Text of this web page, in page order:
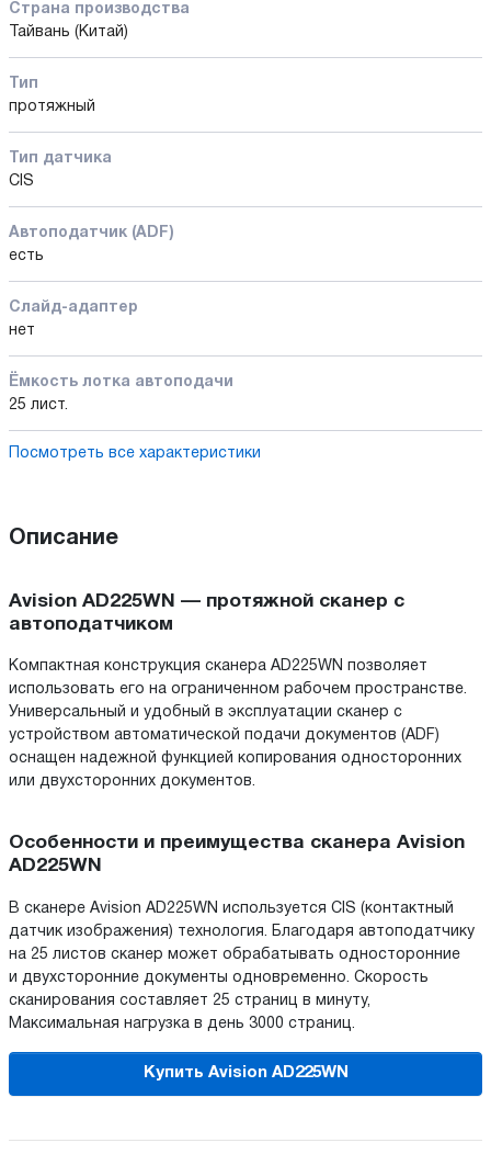
Страна производства
Тайвань (Китай)
Тип
протяжный
Тип датчика
CIS
Автоподатчик (ADF)
есть
Слайд-адаптер
нет
Ёмкость лотка автоподачи
25 лист.
Посмотреть все характеристики
Описание
Avision AD225WN — протяжной сканер с
автоподатчиком
Компактная конструкция сканера AD225WN позволяет
использовать его на ограниченном рабочем пространстве.
Универсальный и удобный в эксплуатации сканер с
устройством автоматической подачи документов (ADF)
оснащен надежной функцией копирования односторонних
или двухсторонних документов.
Особенности и преимущества сканера Avision
AD225WN
В сканере Avision AD225WN используется CIS (контактный
датчик изображения) технология. Благодаря автоподатчику
на 25 листов сканер может обрабатывать односторонние
и двухсторонние документы одновременно. Скорость
сканирования составляет 25 страниц в минуту,
Максимальная нагрузка в день 3000 страниц.
Купить Avision AD225WN